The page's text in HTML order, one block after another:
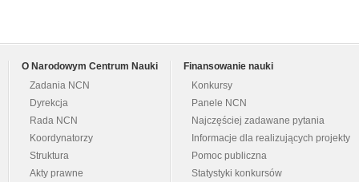
O Narodowym Centrum Nauki
Zadania NCN
Dyrekcja
Rada NCN
Koordynatorzy
Struktura
Akty prawne
Finansowanie nauki
Konkursy
Panele NCN
Najczęściej zadawane pytania
Informacje dla realizujących projekty
Pomoc publiczna
Statystyki konkursów